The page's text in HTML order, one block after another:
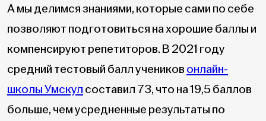
А мы делимся знаниями, которые сами по себе
позволяют подготовиться на хорошие баллы и
компенсируют репетиторов. В 2021 году
средний тестовый балл учеников онлайн-
школы Умскул составил 73, что на 19,5 баллов
больше, чем усредненные результаты по